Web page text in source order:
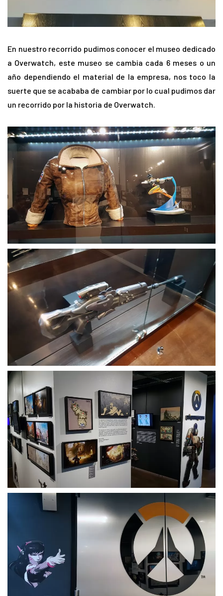
En nuestro recorrido pudimos conocer el museo dedicado
a Overwatch, este museo se cambia cada 6 meses o un
año dependiendo el material de la empresa, nos toco la
suerte que se acababa de cambiar por lo cual pudimos dar
un recorrido por la historia de Overwatch.